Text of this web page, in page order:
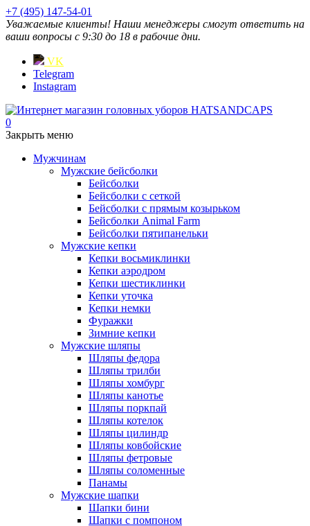
+7 (495) 147-54-01
Уважаемые клиенты! Наши менеджеры смогут ответить на
ваши вопросы с 9:30 до 18 в рабочие дни.
VK
Telegram
Instagram
0
Закрыть меню
Мужчинам
Мужские бейсболки
Бейсболки
Бейсболки с сеткой
Бейсболки с прямым козырьком
Бейсболки Animal Farm
Бейсболки пятипанельки
Мужские кепки
Кепки восьмиклинки
Кепки аэродром
Кепки шестиклинки
Кепки уточка
Кепки немки
Фуражки
Зимние кепки
Мужские шляпы
Шляпы федора
Шляпы трилби
Шляпы хомбург
Шляпы канотье
Шляпы поркпай
Шляпы котелок
Шляпы цилиндр
Шляпы ковбойские
Шляпы фетровые
Шляпы соломенные
Панамы
Мужские шапки
Шапки бини
Шапки с помпоном